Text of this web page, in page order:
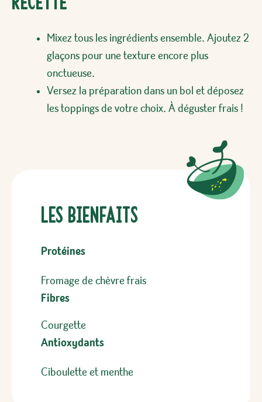
Mixez tous les ingrédients ensemble. Ajoutez 2
glaçons pour une texture encore plus
onctueuse.
Versez la préparation dans un bol et déposez
les toppings de votre choix. À déguster frais !
Les bienfaits
Protéines
Fromage de chèvre frais
Fibres
Courgette
Antioxydants
Ciboulette et menthe